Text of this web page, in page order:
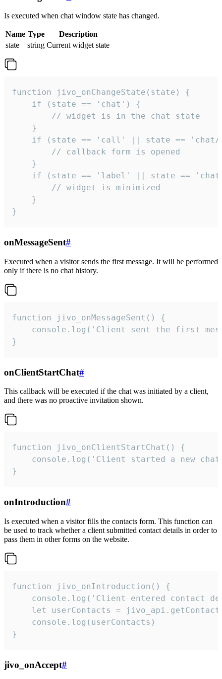
Is executed when chat window state has changed.
Name Type
Description
state
string Current widget state
function jivo_onChangeState(state) {
    if (state == 'chat') {
        // widget is in the chat state
    }
if (state == 'call' || state ==
        // callback form is opened
    }
if (state == 'label' || state ==
        // widget is minimized
    }
}
onMessageSent#
Executed when a visitor sends the first message. It will be performed
only if there is no chat history.
function jivo_onMessageSent() {
console.log('Client sent the first
}
onClientStartChat#
This callback will be executed if the chat was initiated by a client,
and there was no proactive invitation shown.
function jivo_onClientStartChat() {
console.log('Client started a new
}
onIntroduction#
Is executed when a visitor fills the contacts form. This function can
be used to track whether a client submitted contact details in order to
pass them in other forms on the website.
function jivo_onIntroduction() {
console.log('Client entered contact
let userContacts =
    console.log(userContacts)
}
jivo_onAccept#